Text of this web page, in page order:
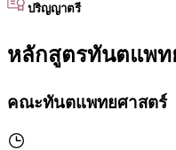
ปริญญาตรี
หลักสูตรทันตแพ
คณะทันตแพทยศาสตร์